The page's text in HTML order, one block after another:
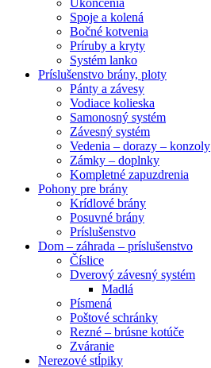
Spoje a kolená
Bočné kotvenia
Príruby a kryty
Systém lanko
Príslušenstvo brány, ploty
Pánty a závesy
Vodiace kolieska
Samonosný systém
Závesný systém
Vedenia – dorazy – konzoly
Zámky – doplnky
Kompletné zapuzdrenia
Pohony pre brány
Krídlové brány
Posuvné brány
Príslušenstvo
Dom – záhrada – príslušenstvo
Číslice
Dverový závesný systém
Madlá
Písmená
Poštové schránky
Rezné – brúsne kotúče
Zváranie
Nerezové stĺpiky